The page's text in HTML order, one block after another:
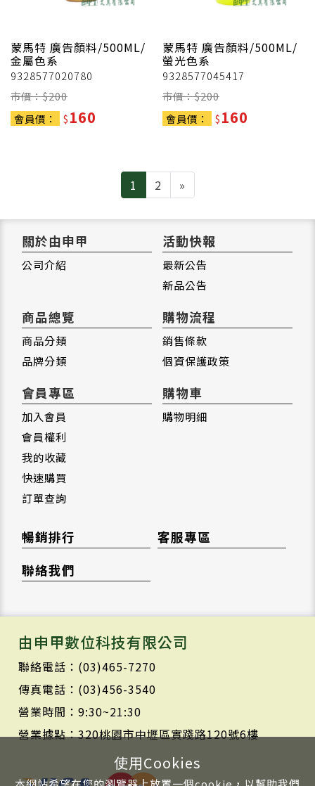
蒙馬特 廣告顏料/500ML/
金屬色系
9328577020780
市價：$200
會員價：
$160
蒙馬特 廣告顏料/500ML/
螢光色系
9328577045417
市價：$200
會員價：
$160
1 2 »
關於由申甲
公司介紹
活動快報
最新公告
新品公告
商品總覽
商品分類
品牌分類
購物流程
銷售條款
個資保護政策
會員專區
加入會員
會員權利
我的收藏
快速購買
訂單查詢
購物車
購物明細
暢銷排行
客服專區
聯絡我們
由申甲數位科技有限公司
聯絡電話：(03)465-7270
傳真電話：(03)456-3540
營業時間：9:30~21:30
營業據點：320桃園市中壢區實踐路120號6樓
使用Cookies